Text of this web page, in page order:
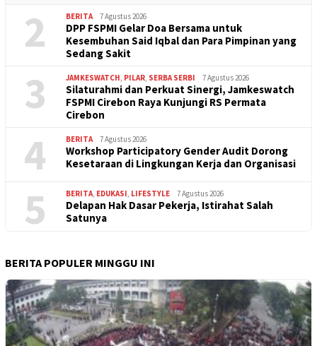
2 BERITA 7 Agustus 2026
DPP FSPMI Gelar Doa Bersama untuk
Kesembuhan Said Iqbal dan Para Pimpinan yang
Sedang Sakit
3 JAMKESWATCH, PILAR, SERBA SERBI 7 Agustus 2026
Silaturahmi dan Perkuat Sinergi, Jamkeswatch
FSPMI Cirebon Raya Kunjungi RS Permata
Cirebon
4 BERITA 7 Agustus 2026
Workshop Participatory Gender Audit Dorong
Kesetaraan di Lingkungan Kerja dan Organisasi
5 BERITA, EDUKASI, LIFESTYLE 7 Agustus 2026
Delapan Hak Dasar Pekerja, Istirahat Salah
Satunya
BERITA POPULER MINGGU INI